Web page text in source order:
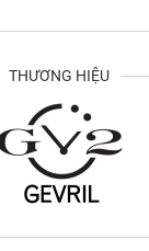
THƯƠNG HIỆU